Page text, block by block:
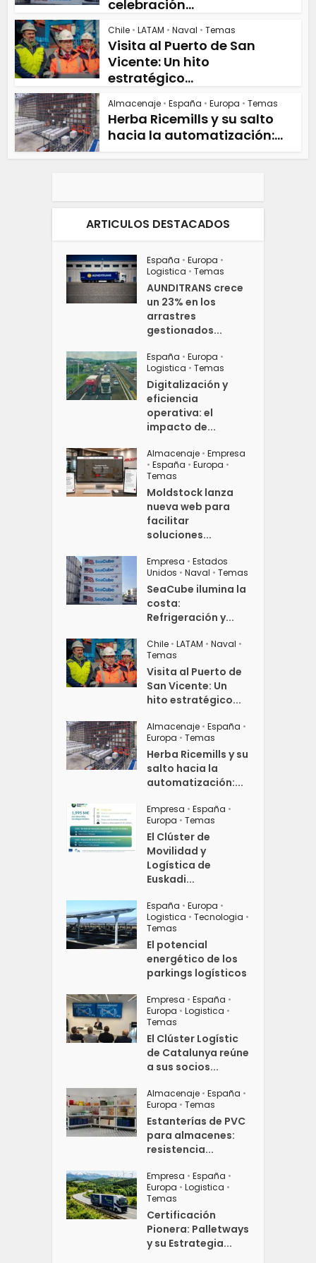
celebración...
Chile • LATAM • Naval • Temas
Visita al Puerto de San
Vicente: Un hito
estratégico...
Almacenaje • España • Europa • Temas
Herba Ricemills y su salto
hacia la automatización:...
ARTICULOS DESTACADOS
España • Europa •
Logistica • Temas
AUNDITRANS crece
un 23% en los
arrastres
gestionados...
España • Europa •
Logistica • Temas
Digitalización y
eficiencia
operativa: el
impacto de...
Almacenaje • Empresa
• España • Europa •
Temas
Moldstock lanza
nueva web para
facilitar
soluciones...
Empresa • Estados
Unidos • Naval • Temas
SeaCube ilumina la
costa:
Refrigeración y...
Chile • LATAM • Naval •
Temas
Visita al Puerto de
San Vicente: Un
hito estratégico...
Almacenaje • España •
Europa • Temas
Herba Ricemills y su
salto hacia la
automatización:...
Empresa • España •
Europa • Temas
El Clúster de
Movilidad y
Logística de
Euskadi...
España • Europa •
Logistica • Tecnologia •
Temas
El potencial
energético de los
parkings logísticos
Empresa • España •
Europa • Logistica •
Temas
El Clúster Logístic
de Catalunya reúne
a sus socios...
Almacenaje • España •
Europa • Temas
Estanterías de PVC
para almacenes:
resistencia...
Empresa • España •
Europa • Logistica •
Temas
Certificación
Pionera: Palletways
y su Estrategia...